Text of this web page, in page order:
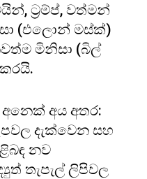
ට්‍රම්ප්, වත්මන්
(එලොන් මස්ක්)
මිනිසා (බිල්
අය අතර:
දැක්වෙන සහ
නව
තැපැල් ලිපිවල